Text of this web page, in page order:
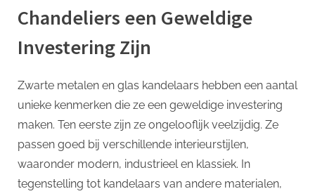
Chandeliers een Geweldige
Investering Zijn
Zwarte metalen en glas kandelaars hebben een aantal
unieke kenmerken die ze een geweldige investering
maken. Ten eerste zijn ze ongelooflijk veelzijdig. Ze
passen goed bij verschillende interieurstijlen,
waaronder modern, industrieel en klassiek. In
tegenstelling tot kandelaars van andere materialen,